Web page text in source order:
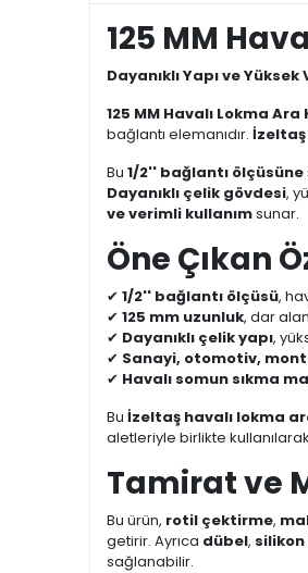
125 MM
Dayanıklı Yapı ve
125 MM Havalı Lokma Ara
bağlantı elemanıdır.
Bu 1/2'' bağlantı ölçüsüne
Dayanıklı çelik gövdesi,
ve verimli kullanımsunar.
Öne Çıkan
✔ 1/2'' bağlantı ölçüsü,
✔ 125 mm uzunluk, dar
✔ Dayanıklı çelik yapı,
✔ Sanayi, otomotiv,
✔ Havalı somun sıkma
Bu İzeltaş havalı lokma
aletleriyle birlikte
Tamirat ve
Bu ürün, rotil çektirme,
getirir. Ayrıca dübel,
sağlanabilir.